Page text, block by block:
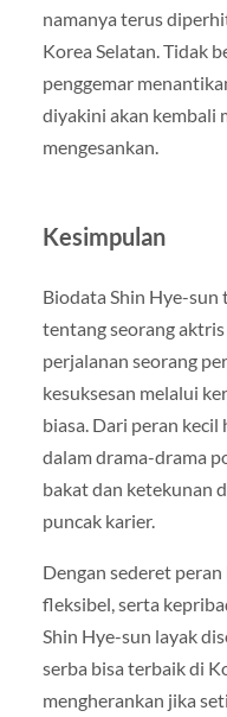
namanya terus
Korea Selatan. Tidak
penggemar
diyakini akan kembali
mengesankan.
Kesimpulan
Biodata Shin Hye-
tentang seorang
perjalanan seorang
kesuksesan melalui
biasa. Dari peran
dalam drama-drama
bakat dan ketekunan
puncak karier.
Dengan sederet
fleksibel, serta
Shin Hye-sun layak
serba bisa terbaik di
mengherankan jika